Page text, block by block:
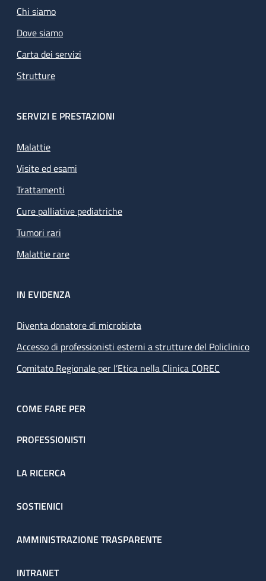
Chi siamo
Dove siamo
Carta dei servizi
Strutture
SERVIZI E PRESTAZIONI
Malattie
Visite ed esami
Trattamenti
Cure palliative pediatriche
Tumori rari
Malattie rare
IN EVIDENZA
Diventa donatore di microbiota
Accesso di professionisti esterni a strutture del Policlinico
Comitato Regionale per l’Etica nella Clinica COREC
COME FARE PER
PROFESSIONISTI
LA RICERCA
SOSTIENICI
AMMINISTRAZIONE TRASPARENTE
INTRANET